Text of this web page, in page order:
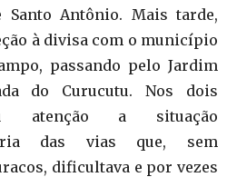
Santo Antônio. Mais tarde,
à divisa com o município
passando pelo Jardim
do Curucutu. Nos dois
atenção a situação
das vias que, sem
dificultava e por vezes